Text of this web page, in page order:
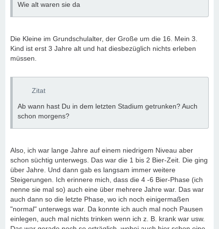
Wie alt waren sie da
Die Kleine im Grundschulalter, der Große um die 16. Mein 3.
Kind ist erst 3 Jahre alt und hat diesbezüglich nichts erleben
müssen.
Zitat
Ab wann hast Du in dem letzten Stadium getrunken? Auch
schon morgens?
Also, ich war lange Jahre auf einem niedrigem Niveau aber
schon süchtig unterwegs. Das war die 1 bis 2 Bier-Zeit. Die ging
über Jahre. Und dann gab es langsam immer weitere
Steigerungen. Ich erinnere mich, dass die 4 -6 Bier-Phase (ich
nenne sie mal so) auch eine über mehrere Jahre war. Das war
auch dann so die letzte Phase, wo ich noch einigermaßen
"normal" unterwegs war. Da konnte ich auch mal noch Pausen
einlegen, auch mal nichts trinken wenn ich z. B. krank war usw.